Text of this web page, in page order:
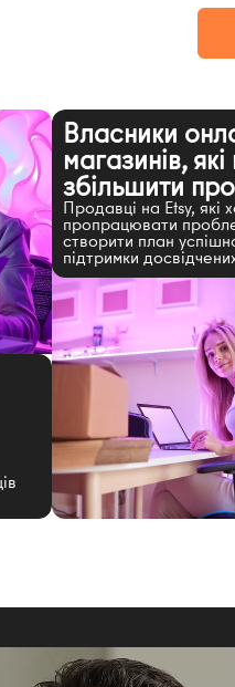
Власники
магазинів,
збільшити
Продавці на Etsy, які
пропрацювати
створити план
підтримки